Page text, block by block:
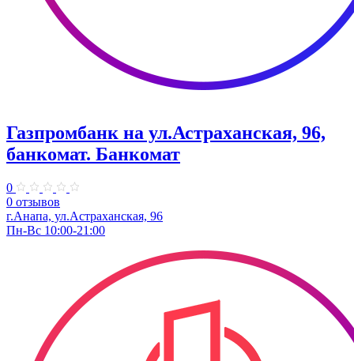
Газпромбанк на ул.Астраханская, 96,
банкомат. Банкомат
0
0 отзывов
г.Анапа, ул.Астраханская, 96
Пн-Вс 10:00-21:00